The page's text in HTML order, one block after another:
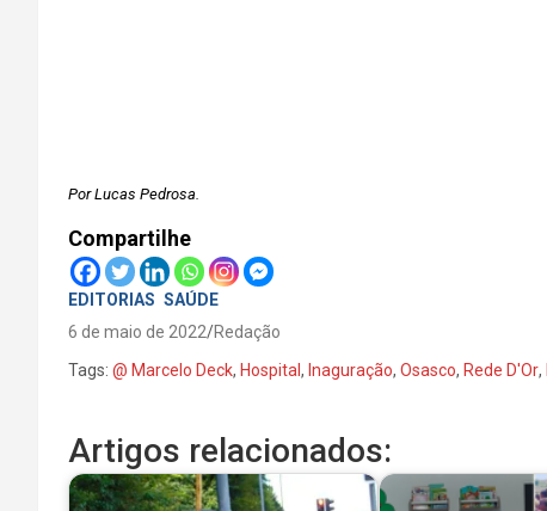
Por Lucas Pedrosa.
Compartilhe
EDITORIAS SAÚDE
6 de maio de 2022 Redação
Tags: @ Marcelo Deck, Hospital , Inaguração, Osasco, Rede D'Or,
Artigos relacionados: